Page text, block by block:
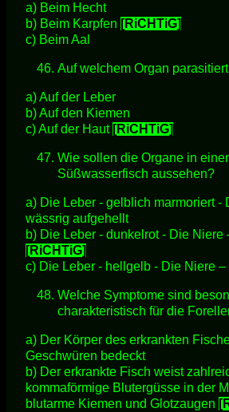
a) Beim Hecht
b) Beim Karpfen [RiCHTiG]
c) Beim Aal
Auf welchem Organ
a) Auf der Leber
b) Auf den Kiemen
c) Auf der Haut [RiCHTiG]
Wie sollen die Organe in
Süßwasserfisch aussehen?
a) Die Leber - gelblich marmoriert -
wässrig aufgehellt
b) Die Leber - dunkelrot - Die Niere
[RiCHTiG]
c) Die Leber - hellgelb - Die Niere
Welche Symptome sind
charakteristisch für die
a) Der Körper des erkrankten
Geschwüren bedeckt
b) Der erkrankte Fisch weist
kommaförmige Blutergüsse in der
blutarme Kiemen und Glotzaugen